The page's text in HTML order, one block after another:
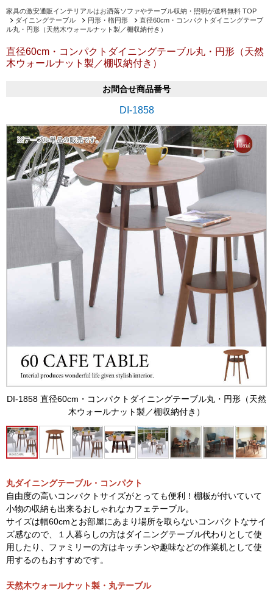
家具の激安通販インテリアルはお洒落ソファやテーブル収納・照明が送料無料 TOP
ダイニングテーブル
円形・楕円形
直径60cm・コンパクトダイニングテーブ
ル丸・円形（天然木ウォールナット製／棚収納付き）
直径60cm・コンパクトダイニングテーブル丸・円形（天然
木ウォールナット製／棚収納付き）
お問合せ商品番号
DI-1858
DI-1858 直径60cm・コンパクトダイニングテーブル丸・円形（天然
木ウォールナット製／棚収納付き）
丸ダイニングテーブル・コンパクト
自由度の高いコンパクトサイズがとっても便利！棚板が付いていて
小物の収納も出来るおしゃれなカフェテーブル。
サイズは幅60cmとお部屋にあまり場所を取らないコンパクトなサイ
ズ感なので、１人暮らしの方はダイニングテーブル代わりとして使
用したり、ファミリーの方はキッチンや趣味などの作業机として使
用するのもおすすめです。
天然木ウォールナット製・丸テーブル